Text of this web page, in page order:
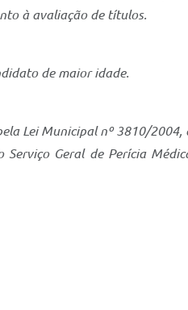
à avaliação de títulos.
de maior idade.
Lei Municipal nº 3810/2004,
Geral de Perícia